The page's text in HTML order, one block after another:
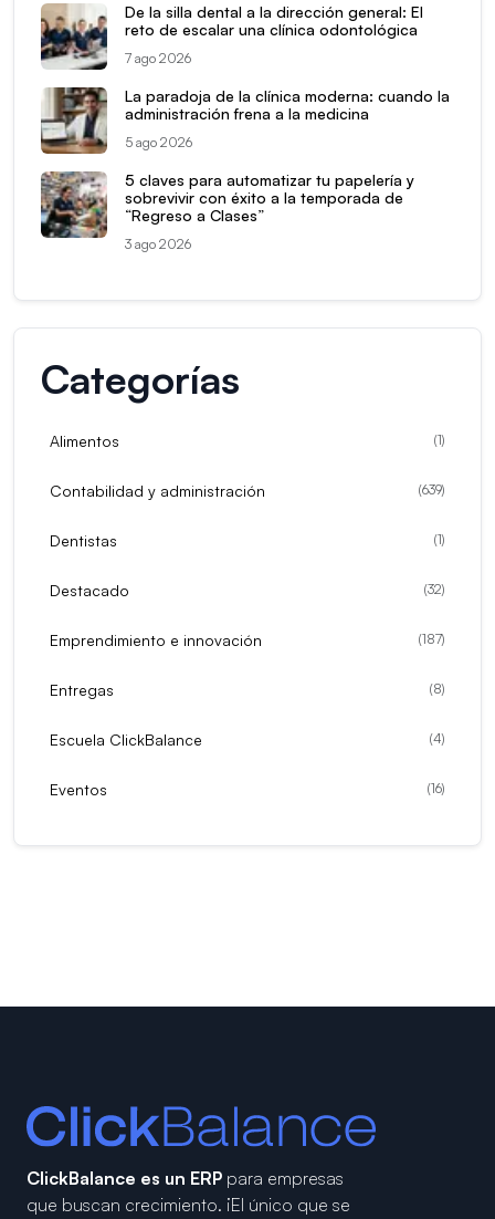
De la silla dental a la dirección general: El
reto de escalar una clínica odontológica
7 ago 2026
La paradoja de la clínica moderna: cuando la
administración frena a la medicina
5 ago 2026
5 claves para automatizar tu papelería y
sobrevivir con éxito a la temporada de
“Regreso a Clases”
3 ago 2026
Categorías
Alimentos (1)
Contabilidad y administración (639)
Dentistas (1)
Destacado (32)
Emprendimiento e innovación (187)
Entregas (8)
Escuela ClickBalance (4)
Eventos (16)
ClickBalance es un ERP para empresas
que buscan crecimiento. ¡El único que se